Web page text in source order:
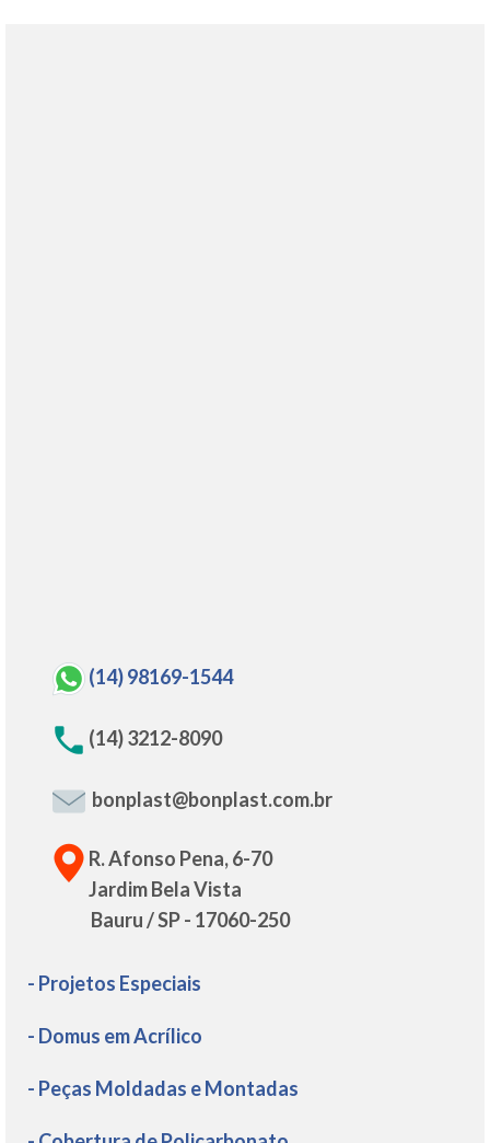
(14) 98169-1544
(14) 3212-8090
bonplast@bonplast.com.br
R. Afonso Pena, 6-70
Jardim Bela Vista
Bauru / SP - 17060-250
- Projetos Especiais
- Domus em Acrílico
- Peças Moldadas e Montadas